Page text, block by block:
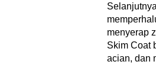
menyerap
Skim Coat
acian, dan